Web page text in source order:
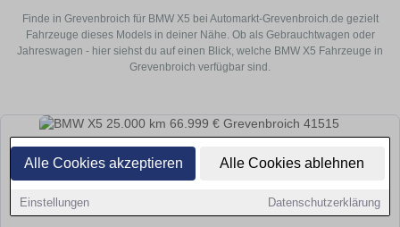
Alle Cookies akzeptieren Alle Cookies ablehnen
Einstellungen Datenschutzerklärung
Finde in Grevenbroich für BMW X5 bei Automarkt-Grevenbroich.de gezielt
Fahrzeuge dieses Models in deiner Nähe. Ob als Gebrauchtwagen oder
Jahreswagen - hier siehst du auf einen Blick, welche BMW X5 Fahrzeuge in
Grevenbroich verfügbar sind.